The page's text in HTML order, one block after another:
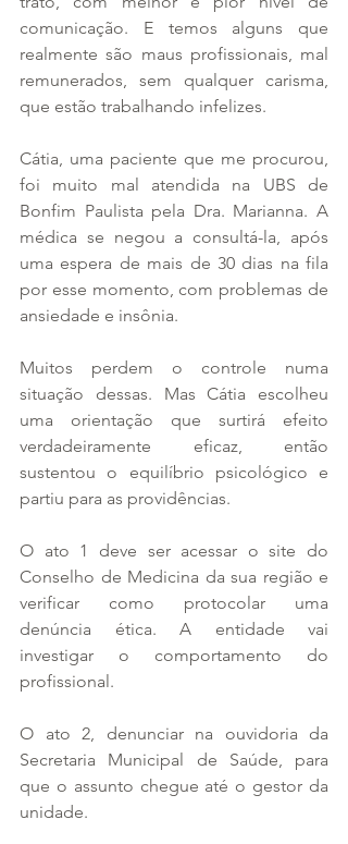
comunicação. E temos alguns que
realmente são maus profissionais, mal
remunerados, sem qualquer carisma,
que estão trabalhando infelizes.
Cátia, uma paciente que me procurou,
foi muito mal atendida na UBS de
Bonfim Paulista pela Dra. Marianna. A
médica se negou a consultá-la, após
uma espera de mais de 30 dias na fila
por esse momento, com problemas de
ansiedade e insônia.
Muitos perdem o controle numa
situação dessas. Mas Cátia escolheu
uma orientação que surtirá efeito
verdadeiramente eficaz, então
sustentou o equilíbrio psicológico e
partiu para as providências.
O ato 1 deve ser acessar o site do
Conselho de Medicina da sua região e
verificar como protocolar uma
denúncia ética. A entidade vai
investigar o comportamento do
profissional.
O ato 2, denunciar na ouvidoria da
Secretaria Municipal de Saúde, para
que o assunto chegue até o gestor da
unidade.